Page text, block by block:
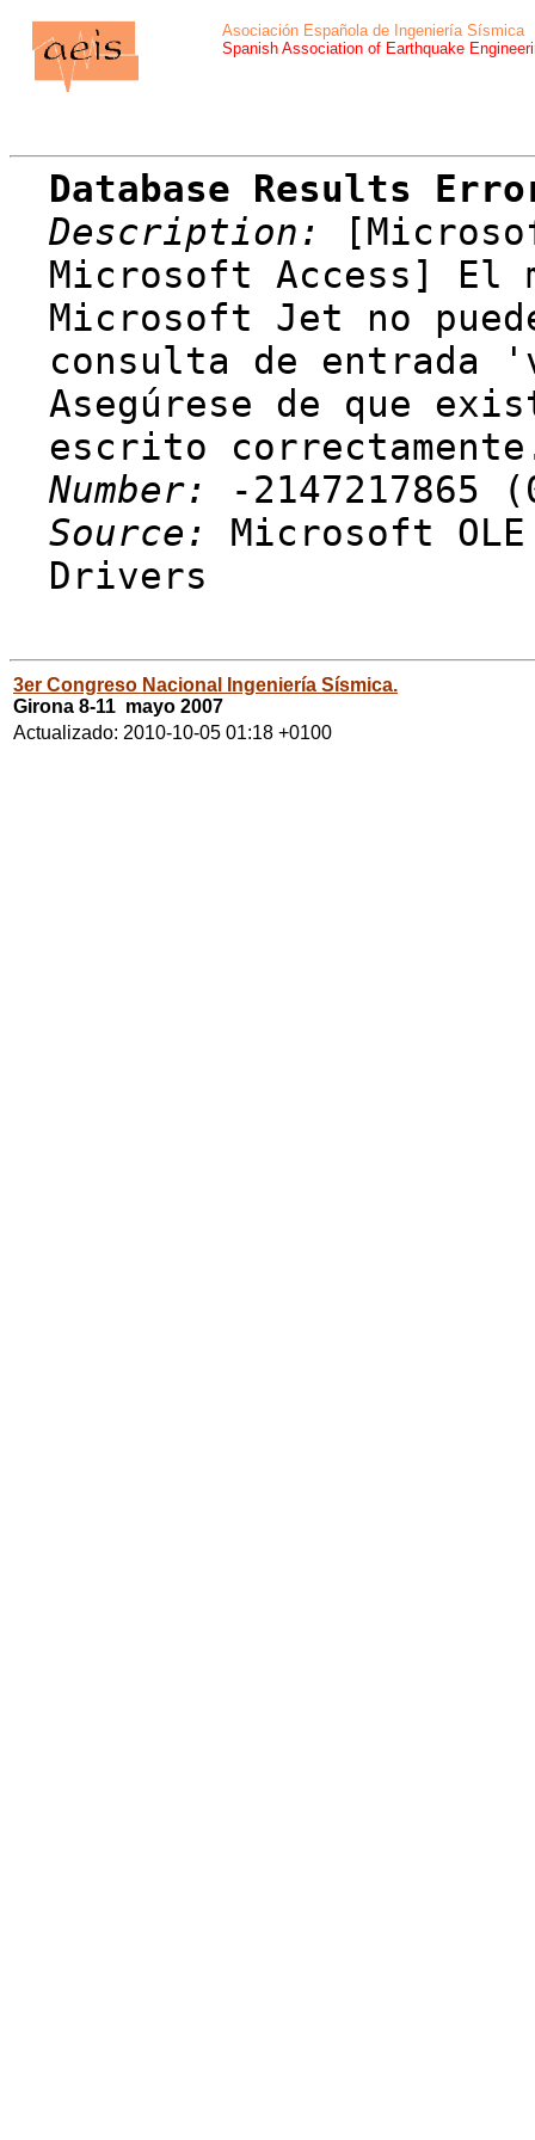
Asociación Española de Ingeniería Sísmica
Spanish Association of Earthquake
Database Results
Description:
Microsoft Access] El
Microsoft Jet no
consulta de entrada
Asegúrese de que
escrito
Number:
-2147217865
Source:
Microsoft
Drivers
3er Congreso Nacional Ingeniería Sísmica.
Girona 8-11 mayo 2007
Actualizado: 2010-10-05 01:18 +0100